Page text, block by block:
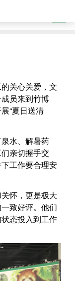
关心关爱，文
员来到竹博
“夏日送清
水、解暑药
亲切握手交
工作要合理安
怀，更是极大
致好评。他们
态投入到工作